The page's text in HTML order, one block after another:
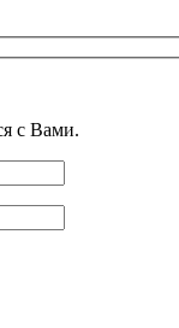
с Вами.